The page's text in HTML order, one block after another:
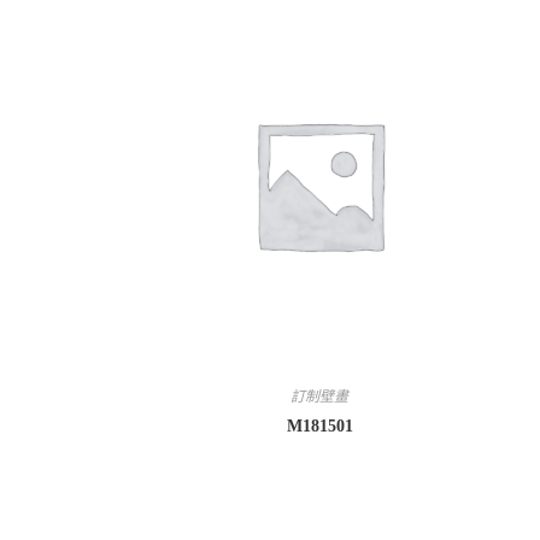
訂制壁畫
M181501